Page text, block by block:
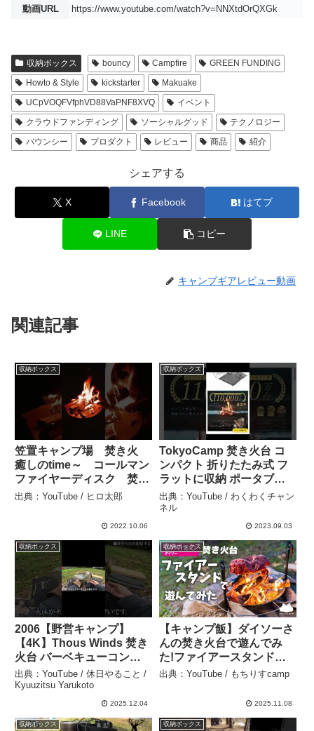
動画URL https://www.youtube.com/watch?v=NNXtdOrQXGk
収納ボックス bouncy Campfire
GREEN FUNDING
Howto & Style
kickstarter
Makuake
UCpVOQFVfphVD88VaPNF8XVQ
イベント
クラウドファンディング
ソーシャルグッド
テクノロジー
バウンシー
プロダクト レビュー 商品 紹介
シェアする
X Facebook はてブ
LINE コピー
キャンプギアレビュー動画
関連記事
収納ボックス
笠置キャンプ場 焚き火
癒しのtime～ コールマン
ファイヤーディスク 焚火
台 最高！ – ヒロ太郎
出典：YouTube / ヒロ太郎
2022.10.06
収納ボックス
TokyoCamp 焚き火台 コ
ンパクト 折りたたみ式 フ
ラットに収納 ポータブル
ソロキャンプ ストーブ 薪
グリル (焚き火台) – わくわ
出典：YouTube / わくわくチャン
ネル
2023.09.03
収納ボックス
2006【野営キャンプ】
【4K】Thous Winds 焚き
火台 バーベキューコンロ
ソロ｜革新的デザインを実
践レビュー（森編／
¥3000） #shorts – 休日や
Yarukoto
出典：YouTube / 休日やること /
Kyuuzitsu Yarukoto
2025.12.04
収納ボックス
【キャンプ飯】ダイソーさ
んの焚き火台で遊んでみ
た!ファイアースタンド
【ソロキャンプ】 – もちり
出典：YouTube / もちりすcamp
2025.11.08
収納ボックス 収納ボックス